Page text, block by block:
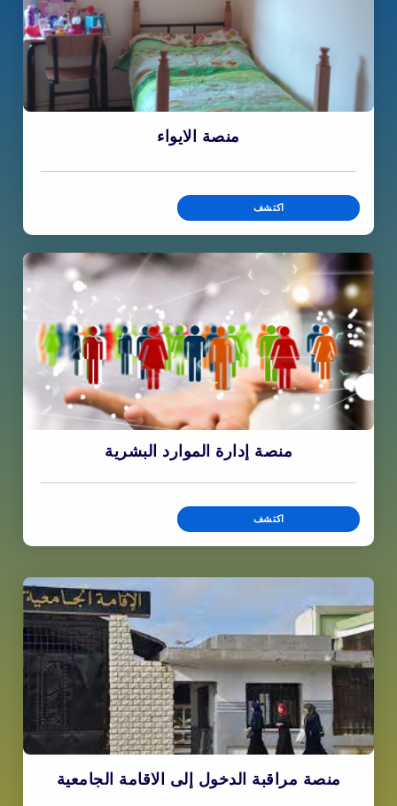
منصة الايواء
اكتشف
منصة إدارة الموارد البشرية
اكتشف
منصة مراقبة الدخول إلى الاقامة الجامعية